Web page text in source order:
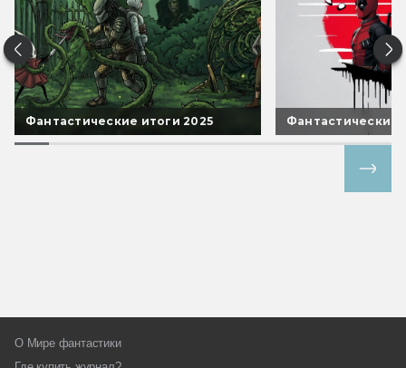
Фантастические итоги 2025 Фантастические
О Мире фантастики